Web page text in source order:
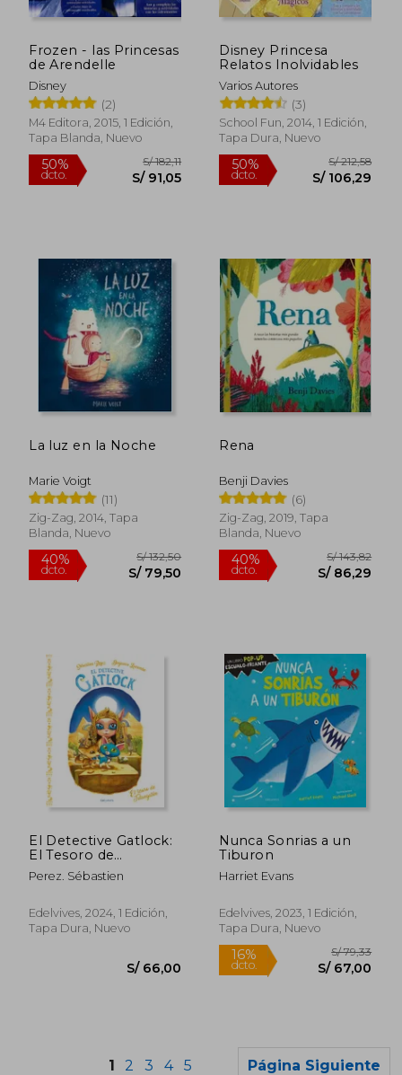
40%
dcto.
S/ 107,10 40%
dcto.
S/
S/
S/ 126,53
S/ 63,27
S/
Frozen - las Princesas
de Arendelle
Disney
(2)
M4 Editora, 2015, 1 Edición,
Tapa Blanda, Nuevo
Disney Princesa
Relatos Inolvidables
Varios Autores
(3)
School Fun, 2014, 1 Edición,
Tapa Dura, Nuevo
La luz en la Noche
Marie Voigt
(11)
Zig-Zag, 2014, Tapa
Blanda, Nuevo
Rena
Benji Davies
(6)
Zig-Zag, 2019, Tapa
Blanda, Nuevo
El Detective Gatlock:
El Tesoro de
Tutangaton
Perez. Sébastien
Edelvives, 2024, 1 Edición,
Tapa Dura, Nuevo
Nunca Sonrias a un
Tiburon
Harriet Evans
Edelvives, 2023, 1 Edición,
Tapa Dura, Nuevo
1 2 3 4 5 Página Siguiente